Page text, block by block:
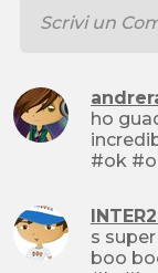
ho guadagnato un milione di dollari
incredibbile argh argh
#ok
s super fantastico :) :) :) :) :) :D :D :D ioo boo
boo boo :) :) :D :D :D :D :D :D :D #lv #lv #lv #lv